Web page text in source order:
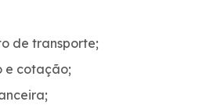
de transporte;
e cotação;